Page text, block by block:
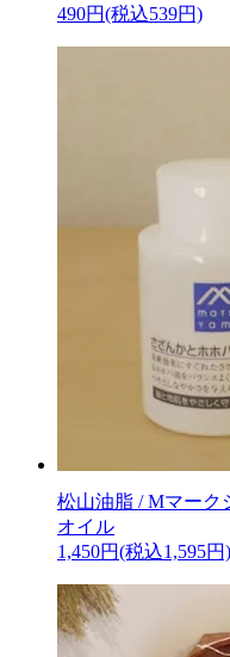
490円(税込539円)
松山油脂 / Mマーク
オイル
1,450円(税込1,595円)